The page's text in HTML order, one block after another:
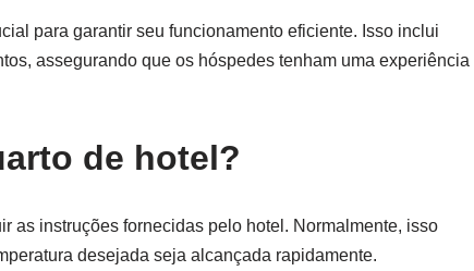
para garantir seu funcionamento eficiente. Isso inclui
assegurando que os hóspedes tenham uma experiência
de hotel?
as instruções fornecidas pelo hotel. Normalmente, isso
desejada seja alcançada rapidamente.